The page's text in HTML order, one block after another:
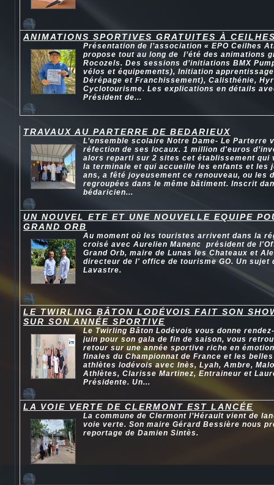
ANIMATIONS SPORTIVES GRATUITES À
Présentation de l’association « EPO Ceilhes
propose tout au long de l’été des animations
Rocozels. Des sessions d’initiations BMX
vélos et équipements), Initiation
Dérépage et Franchissement), Calisthénie,
Cyclotourisme. Les explications en détails
Président de...
TRAVAUX AU PARTERRE DE BEDARIEUX
L’ensemble scolaire Notre Dame- Le Parterre
réfection de ses locaux. 1 million d'euros
alors reparti sur 2 sites cet établissement qui
la terminale et qui accueille les enfants et les
ans, a fêté joyeusement ce renouveau, ou les
regroupées dans le même bâtiment. Inscrit
bédaricien...
UN NOUVEL ETE ET UNE NOUVELLE EQUIPE
GRAND ORB
Au moment où les touristes arrivent dans la
croisé avec Aurelien Manenc président de
Grand Orb, maire de Lunas les Chateaux et
directeur de l' office de tourisme GO. Un sujet
Lavastre.
LE TWIRLING BÂTON LODÉVOIS FAIT SON
SUR SON ANNÉE SPORTIVE
Le Twirling Bâton Lodévois vous donne
juin pour son gala de fin de saison, vous
retour sur une année sportive riche en
finales du Championnat de France et les
athlètes lodévois avec Inès, Lyah, Ambre,
Athlètes, Clarisse Martinez, Entraineur et
Présidente. Un...
LA VOIE VERTE DE CLERMONT EST LANCÉE
La commune de Clermont l’Hérault vient de
voie verte. Son maire Gérard Bessière nous
reportage de Damien Sintès.